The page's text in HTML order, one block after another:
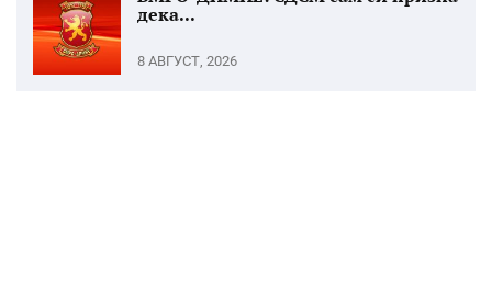
дека...
8 АВГУСТ, 2026